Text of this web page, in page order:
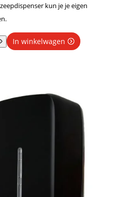
kun je je eigen
In winkelwagen